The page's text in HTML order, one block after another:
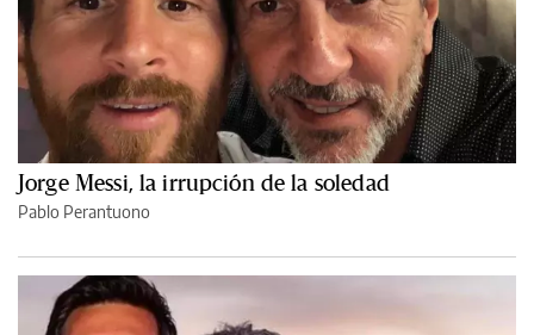
Jorge Messi, la irrupción de la soledad
Pablo Perantuono